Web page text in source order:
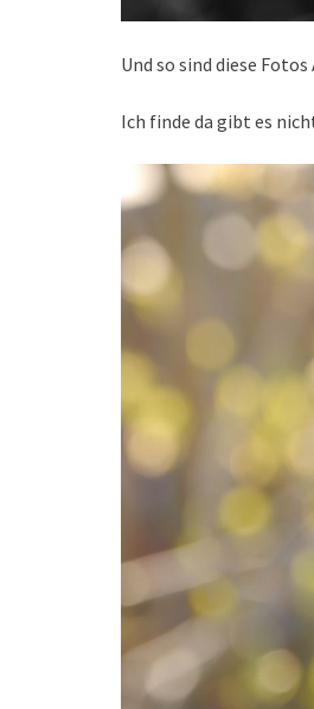
Und so sind diese
Ich finde da gibt es